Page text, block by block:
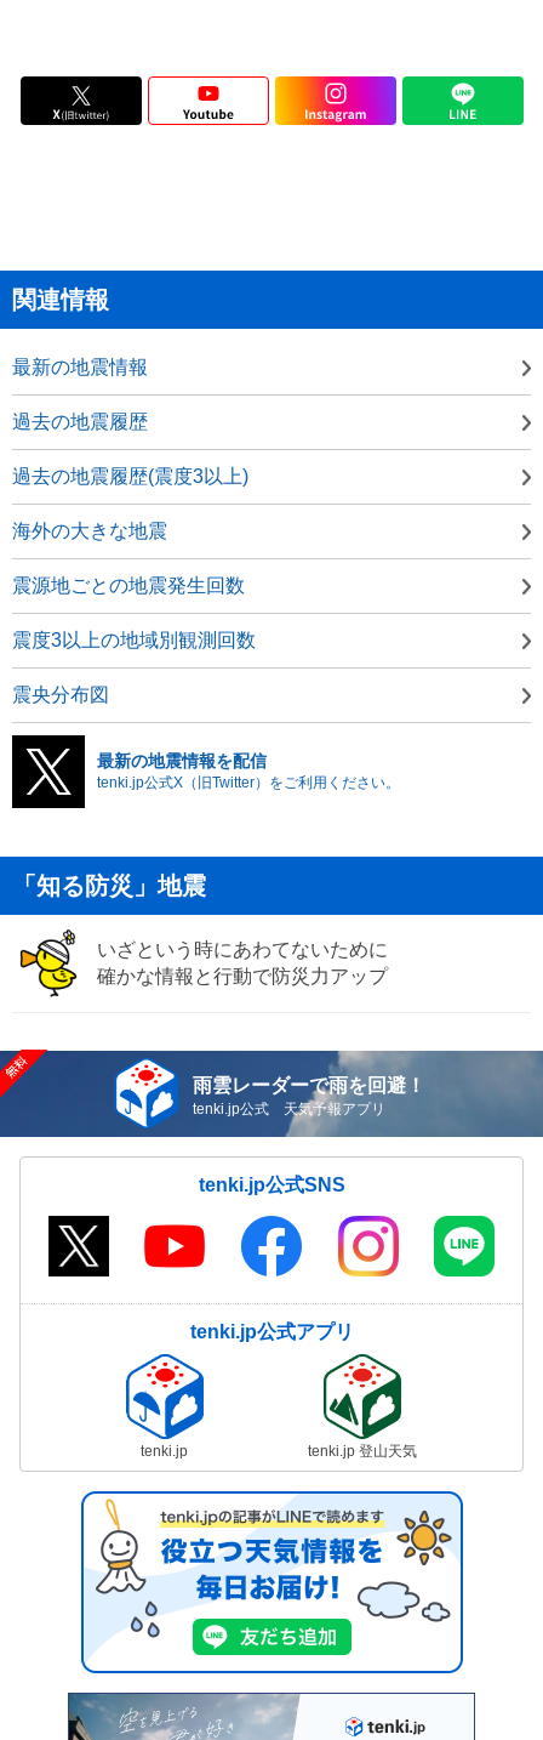
関連情報
最新の地震情報
過去の地震履歴
過去の地震履歴(震度3以上)
海外の大きな地震
震源地ごとの地震発生回数
震度3以上の地域別観測回数
震央分布図
最新の地震情報を配信
tenki.jp公式X（旧Twitter）をご利用ください。
「知る防災」地震
いざという時にあわてないために
確かな情報と行動で防災力アップ
雨雲レーダーで雨を回避！
tenki.jp公式 天気予報アプリ
tenki.jp公式SNS
tenki.jp公式アプリ
tenki.jp tenki.jp 登山天気